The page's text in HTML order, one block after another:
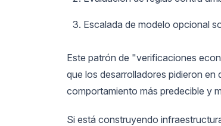
Escalada de modelo opcional
Este patrón de "verificaciones
que los desarrolladores pidieron
comportamiento más predecible y
Si está construyendo